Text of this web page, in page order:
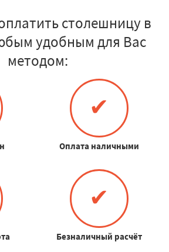
столешницу в
удобным для Вас
методом:
✔
Оплата наличными
✔
Безналичный расчёт